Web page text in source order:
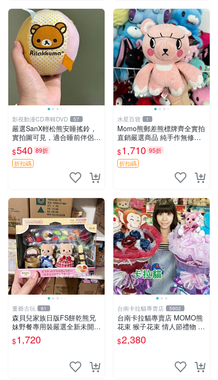
影視動漫CD專輯DVD 57
嚴選SanX輕松熊安睡搖鈴，
實拍圖可見，適合睡前伴侶，
Picks安撫好物 0325 懸吊 電
腦
$540 89折
折扣碼
水星百貨 1
Momo熊郵差熊標牌齊全實拍
直銷嚴選商品 純手作無修圖
可收藏 郵差熊 Momo熊 標牌
商品
$1,710 95折
折扣碼
董爺古玩 61
森貝兒家族日版FS餅乾熊兄
妹野餐專用裝嚴選全新未開
封，包含兩組大童款紙盒裝，
適合收藏與分享。 餅乾熊兄
$1,720
台南卡拉貓專賣店 5902
台南卡拉貓專賣店 MOMO熊
花束 猴子花束 情人節禮物 二
選一 可繡字 可今天寄明天到
$2,380